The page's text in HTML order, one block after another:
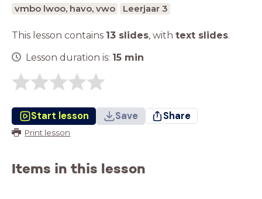
vmbo lwoo, havo, vwo
Leerjaar 3
This lesson contains 13 slides, with text slides.
Lesson duration is: 15 min
Start lesson Save Share
Print lesson
Items in this lesson